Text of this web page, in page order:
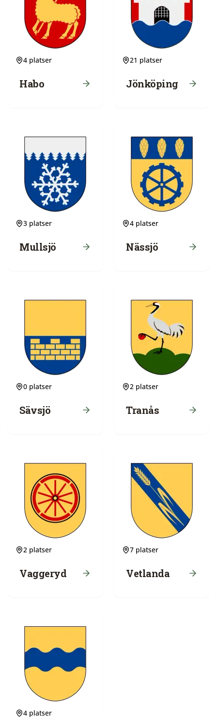
4 platser
Habo
21 platser
Jönköping
3 platser
Mullsjö
4 platser
Nässjö
0 platser
Sävsjö
2 platser
Tranås
2 platser
Vaggeryd
7 platser
Vetlanda
4 platser